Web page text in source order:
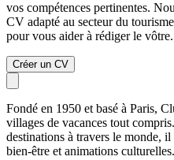
vos compétences pertinentes.
CV adapté au secteur du
pour vous aider à rédiger le vôtre.
Créer un CV
Fondé en 1950 et basé à Paris,
villages de vacances tout
destinations à travers le monde,
bien-être et animations